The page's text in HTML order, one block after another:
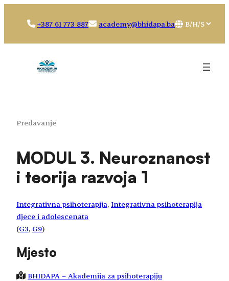
+387 61 773 887 academy@bhidapa.ba
Choose
Predavanje
MODUL 3. Neuroznanost
i teorija razvoja 1
Integrativna psihoterapija, Integrativna psihoterapija
djece i adolescenata
(G3, G9)
Mjesto
BHIDAPA – Akademija za psihoterapiju